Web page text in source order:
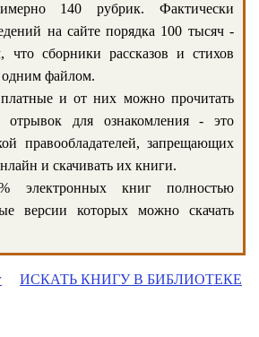
140 рубрик. Фактически
на сайте порядка 100 тысяч -
что сборники рассказов и стихов
файлом.
и от них можно прочитать
отрывок для ознакомления - это
правообладателей, запрещающих
и скачивать их книги.
электронных книг полностью
версии которых можно скачать
ИСКАТЬ КНИГУ В БИБЛИОТЕКЕ